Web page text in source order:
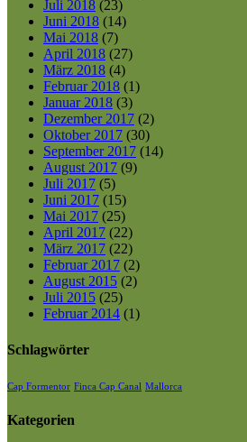
Juli 2018 (23)
Juni 2018 (14)
Mai 2018 (7)
April 2018 (27)
März 2018 (4)
Februar 2018 (1)
Januar 2018 (3)
Dezember 2017 (2)
Oktober 2017 (30)
September 2017 (14)
August 2017 (9)
Juli 2017 (5)
Juni 2017 (15)
Mai 2017 (25)
April 2017 (22)
März 2017 (22)
Februar 2017 (2)
August 2015 (2)
Juli 2015 (25)
Februar 2014 (1)
Schlagwörter
Cap Formentor Finca Cap Canal Mallorca
Kategorien